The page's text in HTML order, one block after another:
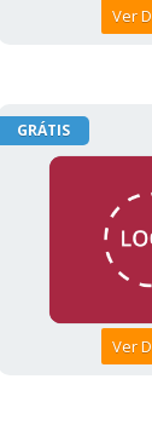
Ver
GRÁTIS
Ver